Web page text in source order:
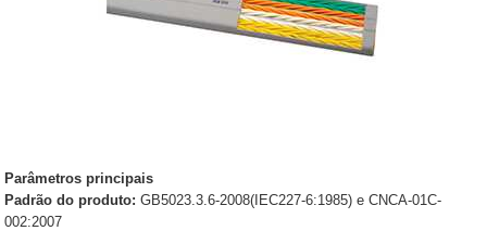
Parâmetros principais
Padrão do produto: GB5023.3.6-2008(IEC227-6:1985) e CNCA-01C-
002:2007